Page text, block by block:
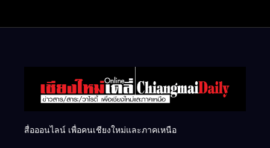
สื่อออนไลน์ เพื่อคนเชียงใหม่และภาคเหนือ